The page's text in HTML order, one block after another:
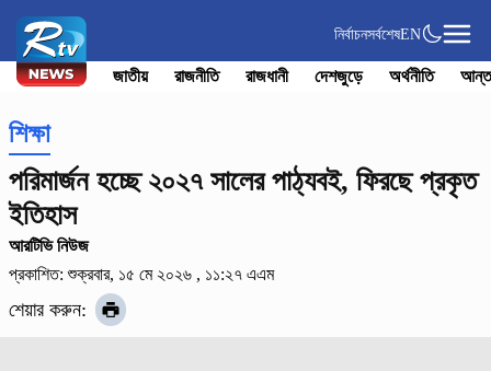
নির্বাচনসর্বশেষEN
জাতীয় রাজনীতি রাজধানী দেশজুড়ে অর্থনীতি
শিক্ষা
পরিমার্জন হচ্ছে ২০২৭ সালের পাঠ্যবই, ফিরছে প্রকৃত
ইতিহাস
আরটিভি নিউজ
প্রকাশিত: শুক্রবার, ১৫ মে ২০২৬ , ১১:২৭ এএম
শেয়ার করুন: